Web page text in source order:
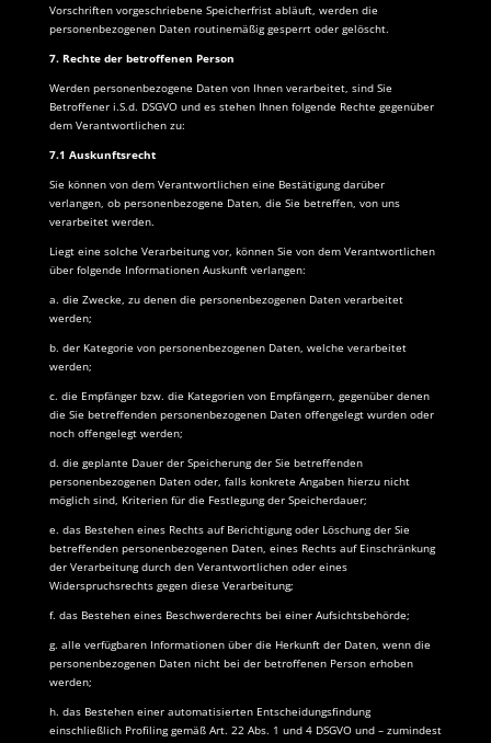
Vorschriften vorgeschriebene Speicherfrist abläuft, werden die
personenbezogenen Daten routinemäßig gesperrt oder gelöscht.
7. Rechte der betroffenen Person
Werden personenbezogene Daten von Ihnen verarbeitet, sind Sie
Betroffener i.S.d. DSGVO und es stehen Ihnen folgende Rechte gegenüber
dem Verantwortlichen zu:
7.1 Auskunftsrecht
Sie können von dem Verantwortlichen eine Bestätigung darüber
verlangen, ob personenbezogene Daten, die Sie betreffen, von uns
verarbeitet werden.
Liegt eine solche Verarbeitung vor, können Sie von dem Verantwortlichen
über folgende Informationen Auskunft verlangen:
a. die Zwecke, zu denen die personenbezogenen Daten verarbeitet
werden;
b. der Kategorie von personenbezogenen Daten, welche verarbeitet
werden;
c. die Empfänger bzw. die Kategorien von Empfängern, gegenüber denen
die Sie betreffenden personenbezogenen Daten offengelegt wurden oder
noch offengelegt werden;
d. die geplante Dauer der Speicherung der Sie betreffenden
personenbezogenen Daten oder, falls konkrete Angaben hierzu nicht
möglich sind, Kriterien für die Festlegung der Speicherdauer;
e. das Bestehen eines Rechts auf Berichtigung oder Löschung der Sie
betreffenden personenbezogenen Daten, eines Rechts auf Einschränkung
der Verarbeitung durch den Verantwortlichen oder eines
Widerspruchsrechts gegen diese Verarbeitung;
f. das Bestehen eines Beschwerderechts bei einer Aufsichtsbehörde;
g. alle verfügbaren Informationen über die Herkunft der Daten, wenn die
personenbezogenen Daten nicht bei der betroffenen Person erhoben
werden;
h. das Bestehen einer automatisierten Entscheidungsfindung
einschließlich Profiling gemäß Art. 22 Abs. 1 und 4 DSGVO und – zumindest